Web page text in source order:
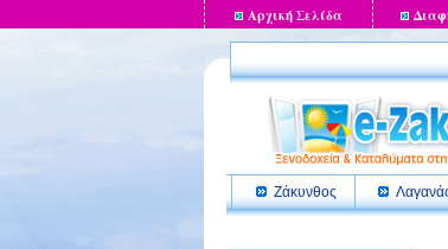
Αρχική Σελίδα
Ζάκυνθος